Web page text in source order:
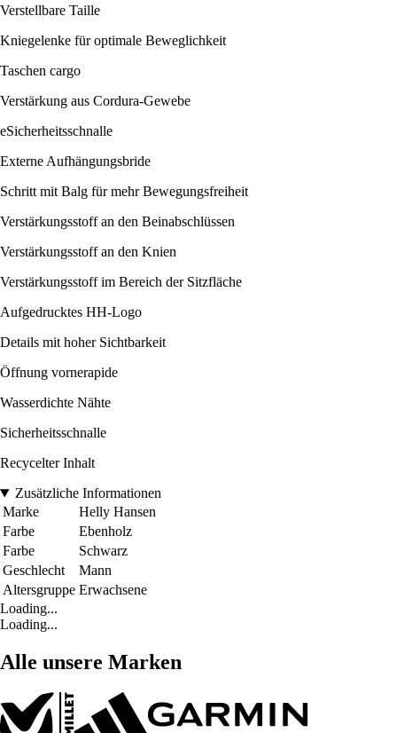
Verstellbare Taille
Kniegelenke für optimale Beweglichkeit
Taschen cargo
Verstärkung aus Cordura-Gewebe
eSicherheitsschnalle
Externe Aufhängungsbride
Schritt mit Balg für mehr Bewegungsfreiheit
Verstärkungsstoff an den Beinabschlüssen
Verstärkungsstoff an den Knien
Verstärkungsstoff im Bereich der Sitzfläche
Aufgedrucktes HH-Logo
Details mit hoher Sichtbarkeit
Öffnung vornerapide
Wasserdichte Nähte
Sicherheitsschnalle
Recycelter Inhalt
Zusätzliche Informationen
Marke
Helly Hansen
Farbe
Ebenholz
Farbe
Schwarz
Geschlecht
Mann
Altersgruppe Erwachsene
Loading...
Loading...
Alle unsere Marken